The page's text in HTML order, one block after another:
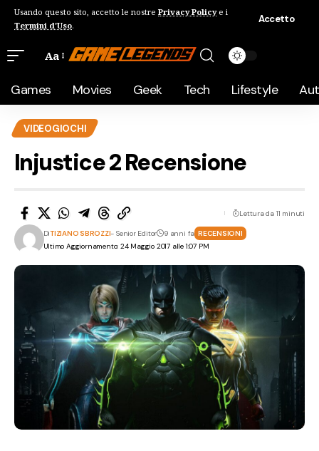
Usando questo sito, accetto le nostre Privacy Policye i
Termini d'Uso.
Accetto
Aa
Games Movies Geek Tech Lifestyle
VIDEOGIOCHI
Injustice 2 Recensione
Ultimo Aggiornamento: 24 Maggio 2017 alle 1:07 PM
DiTIZIANO SBROZZI- Senior Editor 9 anni fa RECENSIONI
Lettura da 11 minuti